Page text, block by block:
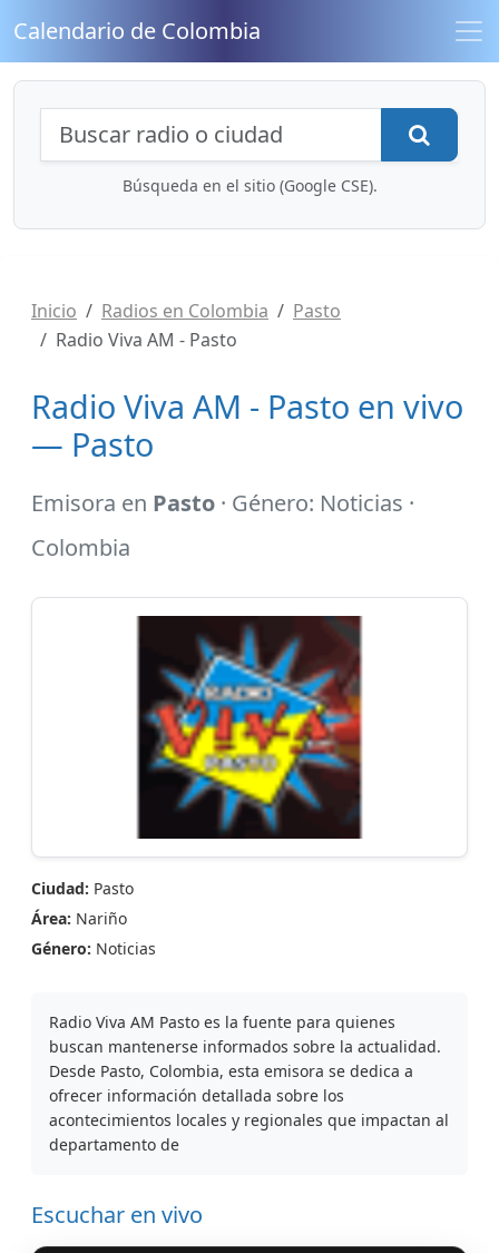
Calendario de Colombia
Búsqueda de radios y contenidos
Búsqueda en el sitio (Google CSE).
Inicio Radios en Colombia
Pasto
Radio Viva AM - Pasto
Radio Viva AM - Pasto en vivo
— Pasto
Emisora en Pasto · Género: Noticias ·
Colombia
Ciudad: Pasto
Área: Nariño
Género: Noticias
Radio Viva AM Pasto es la fuente para quienes
buscan mantenerse informados sobre la actualidad.
Desde Pasto, Colombia, esta emisora se dedica a
ofrecer información detallada sobre los
acontecimientos locales y regionales que impactan al
departamento de
Escuchar en vivo